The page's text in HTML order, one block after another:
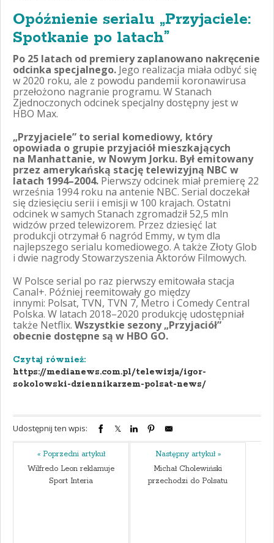
Opóźnienie serialu „Przyjaciele:
Spotkanie po latach”
Po 25 latach od premiery zaplanowano nakręcenie
odcinka specjalnego. Jego realizacja miała odbyć się
w 2020 roku, ale z powodu pandemii koronawirusa
przełożono nagranie programu. W Stanach
Zjednoczonych odcinek specjalny dostępny jest w
HBO Max.
„Przyjaciele” to serial komediowy, który
opowiada o grupie przyjaciół mieszkających
na Manhattanie, w Nowym Jorku. Był emitowany
przez amerykańską stację telewizyjną NBC w
latach 1994–2004. Pierwszy odcinek miał premierę 22
września 1994 roku na antenie NBC. Serial doczekał
się dziesięciu serii i emisji w 100 krajach. Ostatni
odcinek w samych Stanach zgromadził 52,5 mln
widzów przed telewizorem. Przez dziesięć lat
produkcji otrzymał 6 nagród Emmy, w tym dla
najlepszego serialu komediowego. A także Złoty Glob
i dwie nagrody Stowarzyszenia Aktorów Filmowych.
W Polsce serial po raz pierwszy emitowała stacja
Canal+. Później reemitowały go między
innymi: Polsat, TVN, TVN 7, Metro i Comedy Central
Polska. W latach 2018–2020 produkcję udostępniał
także Netflix. Wszystkie sezony „Przyjaciół”
obecnie dostępne są w HBO GO.
Czytaj również:
https://medianews.com.pl/telewizja/igor-
sokolowski-dziennikarzem-polsat-news/
Udostępnij ten wpis:
« Poprzedni artykuł
Wilfredo Leon reklamuje
Sport Interia
Następny artykuł »
Michał Cholewiński
przechodzi do Polsatu